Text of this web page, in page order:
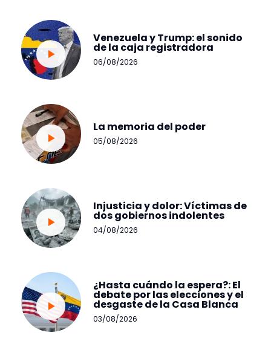
Venezuela y Trump: el sonido
de la caja registradora
06/08/2026
La memoria del poder
05/08/2026
Injusticia y dolor: Víctimas de
dos gobiernos indolentes
04/08/2026
¿Hasta cuándo la espera?: El
debate por las elecciones y el
desgaste de la Casa Blanca
03/08/2026